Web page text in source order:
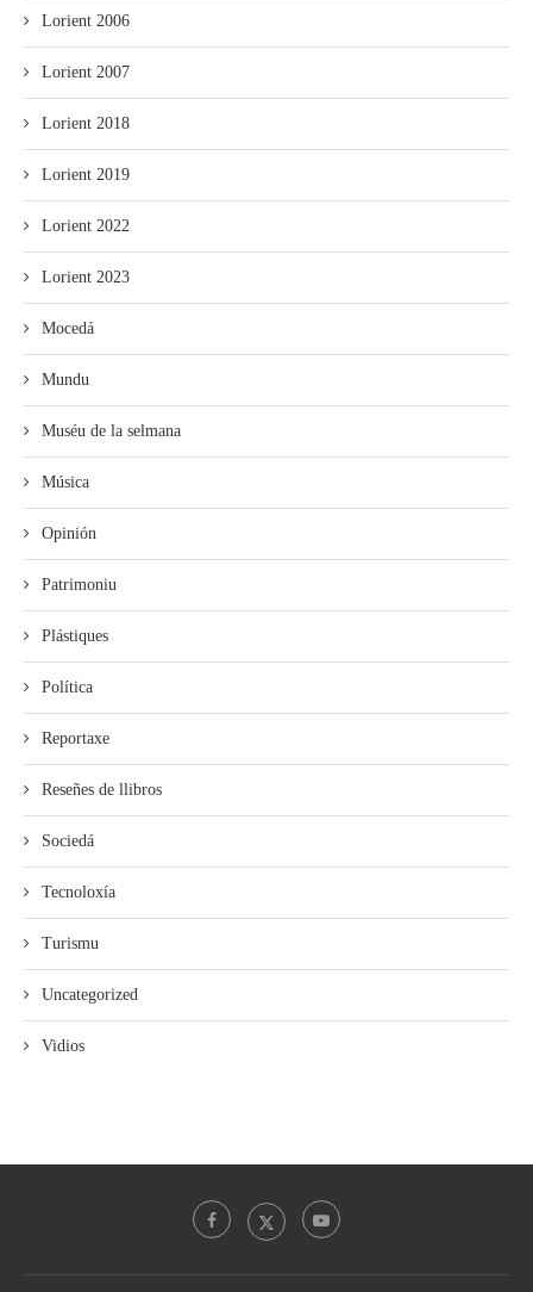
Lorient 2006
Lorient 2007
Lorient 2018
Lorient 2019
Lorient 2022
Lorient 2023
Mocedá
Mundu
Muséu de la selmana
Música
Opinión
Patrimoniu
Plástiques
Política
Reportaxe
Reseñes de llibros
Sociedá
Tecnoloxía
Turismu
Uncategorized
Vidios